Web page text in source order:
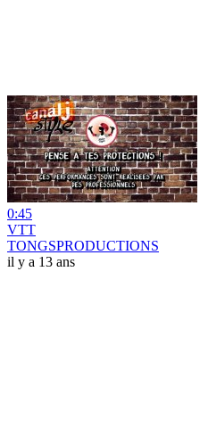
0:45
VTT
TONGSPRODUCTIONS
il y a 13 ans